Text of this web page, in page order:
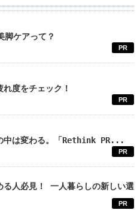
脚ケアって？
PR
度をチェック！
PR
中は変わる。「Rethink PR...
PR
る人必見！ 一人暮らしの新しい選
PR